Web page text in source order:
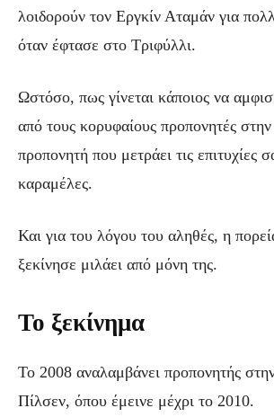
λοιδορούν τον Εργκίν Αταμάν για
όταν έφτασε στο Τριφύλλι.
Ωστόσο, πως γίνεται κάποιος να
από τους κορυφαίους προπονητές
προπονητή που μετράει τις επιτυχίες
καραμέλες.
Και για του λόγου του αληθές, η
ξεκίνησε μιλάει από μόνη της.
Το ξεκίνημα
Το 2008 αναλαμβάνει προπονητής
Πίλσεν, όπου έμεινε μέχρι το 2010.